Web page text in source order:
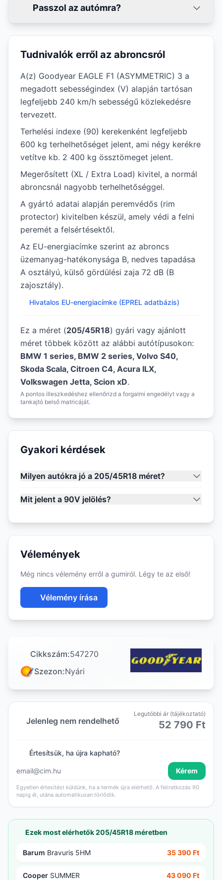
Passzol az autómra?
Tudnivalók erről az abroncsról
A(z) Goodyear EAGLE F1 (ASYMMETRIC) 3 a
megadott sebességindex (V) alapján tartósan
legfeljebb 240 km/h sebességű közlekedésre
tervezett.
Terhelési indexe (90) kerekenként legfeljebb
600 kg terhelhetőséget jelent, ami négy kerékre
vetítve kb. 2 400 kg össztömeget jelent.
Megerősített (XL / Extra Load) kivitel, a normál
abroncsnál nagyobb terhelhetőséggel.
A gyártó adatai alapján peremvédős (rim
protector) kivitelben készül, amely védi a felni
peremét a felsértésektől.
Az EU-energiacímke szerint az abroncs
üzemanyag-hatékonysága B, nedves tapadása
A osztályú, külső gördülési zaja 72 dB (B
zajosztály).
Hivatalos EU-energiacímke (EPREL adatbázis)
Ez a méret (205/45R18) gyári vagy ajánlott
méret többek között az alábbi autótípusokon:
BMW 1 series, BMW 2 series, Volvo S40,
Skoda Scala, Citroen C4, Acura ILX,
Volkswagen Jetta, Scion xD.
A pontos illeszkedéshez ellenőrizd a forgalmi engedélyt vagy a
tankajtó belső matricáját.
Gyakori kérdések
Milyen autókra jó a 205/45R18 méret?
Mit jelent a 90V jelölés?
Vélemények
Még nincs vélemény erről a gumiról. Légy te az első!
Vélemény írása
Cikkszám:547270
Szezon:Nyári
Jelenleg nem rendelhető
Legutóbbi ár (tájékoztató)
52 790 Ft
Értesítsük, ha újra kapható?
Kérem
Egyetlen értesítést küldünk, ha a termék újra elérhető. A feliratkozás 90
napig él, utána automatikusan törlődik.
Ezek most elérhetők 205/45R18 méretben
Barum Bravuris 5HM 35 390 Ft
Cooper SUMMER 43 090 Ft